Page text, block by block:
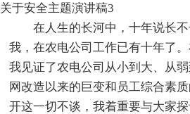
关于安全主题演讲稿3
在人生的长河中，十年说长
我，在农电公司工作已有十年了
我见证了农电公司从小到大、从
网改造以来的巨变和员工综合素
开这一切不谈，我着重要与大家